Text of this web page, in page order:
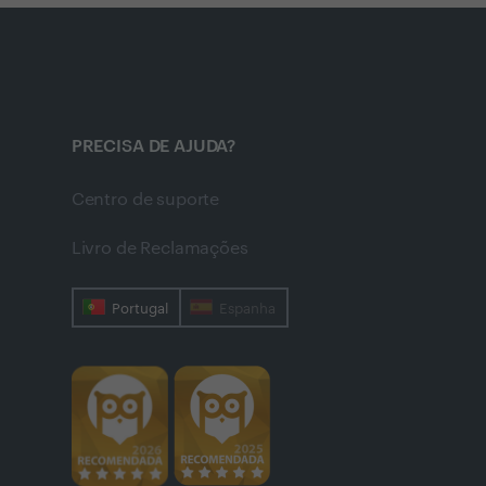
PRECISA DE AJUDA?
Centro de suporte
Livro de Reclamações
Portugal Espanha